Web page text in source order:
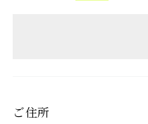
ご住所